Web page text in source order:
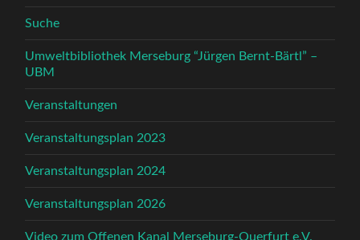
Suche
Umweltbibliothek Merseburg “Jürgen Bernt-Bärtl” –
UBM
Veranstaltungen
Veranstaltungsplan 2023
Veranstaltungsplan 2024
Veranstaltungsplan 2026
Video zum Offenen Kanal Merseburg-Querfurt e.V.